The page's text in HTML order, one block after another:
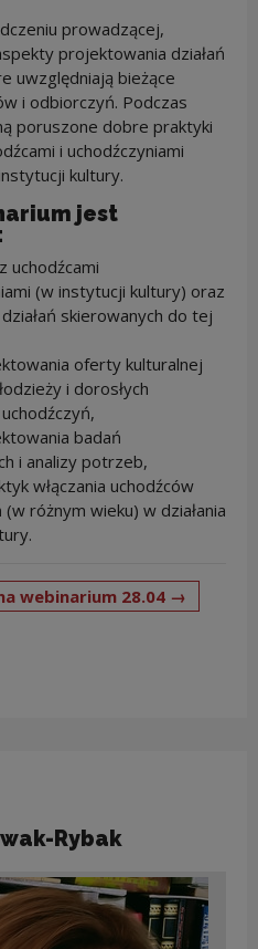
prowadzącej,
projektowania działań
uwzględniają bieżące
i odbiorczyń. Podczas
poruszone dobre praktyki
i uchodźczyniami
kultury.
jest
uchodźcami
(w instytucji kultury) oraz
skierowanych do tej
oferty kulturalnej
i dorosłych
badań
i analizy potrzeb,
włączania uchodźców
(w różnym wieku) w działania
webinarium 28.04 →Uwaga,
Rybak